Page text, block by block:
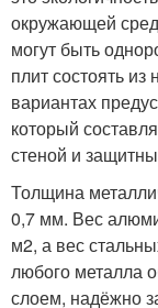
окружающей
могут быть
плит состоять
вариантах
который
стеной и
Толщина
0,7 мм. Вес
м2, а вес
любого металла
слоем, надёжно